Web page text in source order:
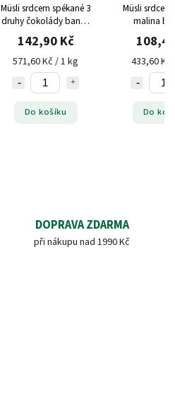
Müsli srdcem spékané 3
druhy čokolády banán
250g Topnatur bez
lepku
142,90 Kč
571,60 Kč / 1 kg
Do košíku
Müsli srdcem
malina
čokoláda
Topnatur
433,60 Kč
Do
DOPRAVA ZDARMA
při nákupu nad 1990 Kč